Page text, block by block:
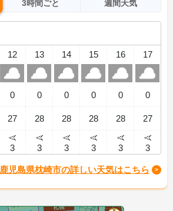
3時間ごと 週間天気
12
0
27
3
13
0
28
3
14
0
28
3
15
0
28
3
16
0
28
3
17
0
27
3
鹿児島県枕崎市の詳しい天気はこちら